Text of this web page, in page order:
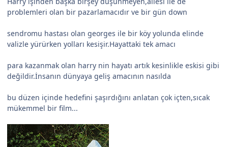
problemleri olan bir pazarlamacıdır ve bir gün down
sendromu hastası olan georges ile bir köy yolunda elinde
valizle yürürken yolları kesişir.Hayattaki tek amacı
para kazanmak olan harry nin hayatı artık kesinlikle eskisi gibi
değildir.İnsanın dünyaya geliş amacının nasılda
bu düzen içinde hedefini şaşırdığını anlatan çok içten,sıcak
mükemmel bir film...